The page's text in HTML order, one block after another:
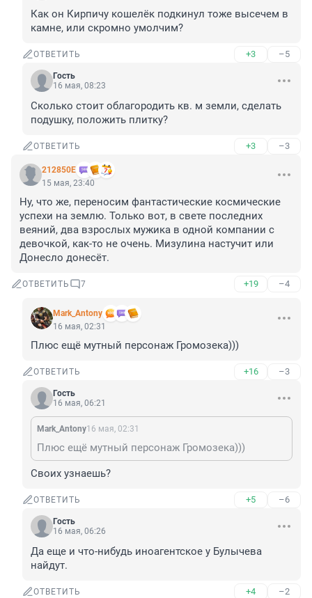
Как он Кирпичу кошелёк подкинул тоже высечем в
камне, или скромно умолчим?
ОТВЕТИТЬ +3 –5
Гость
16 мая, 08:23
Сколько стоит облагородить кв. м земли, сделать
подушку, положить плитку?
ОТВЕТИТЬ +3 –3
212850Е
15 мая, 23:40
Ну, что же, переносим фантастические космические
успехи на землю. Только вот, в свете последних
веяний, два взрослых мужика в одной компании с
девочкой, как-то не очень. Мизулина настучит или
Донесло донесёт.
ОТВЕТИТЬ 7 +19 –4
Mark_Antony
16 мая, 02:31
Плюс ещё мутный персонаж Громозека)))
ОТВЕТИТЬ +16 –3
Гость
16 мая, 06:21
Mark_Antony16 мая, 02:31
Плюс ещё мутный персонаж Громозека)))
Своих узнаешь?
ОТВЕТИТЬ +5 –6
Гость
16 мая, 06:26
Да еще и что-нибудь иноагентское у Булычева
найдут.
ОТВЕТИТЬ +4 –2